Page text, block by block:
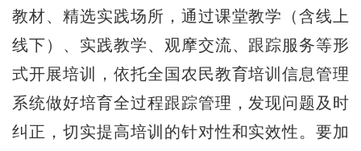
教材、精选实践场所，通过课堂教学（含线上
线下）、实践教学、观摩交流、跟踪服务等形
式开展培训，依托全国农民教育培训信息管理
系统做好培育全过程跟踪管理，发现问题及时
纠正，切实提高培训的针对性和实效性。要加